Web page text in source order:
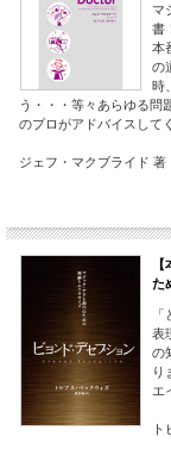
マ
書！
本
の
時
う・・・等々あらゆる問
のプロがアドバイスして
ジェフ・マクブライド
た
表
の
り
エ